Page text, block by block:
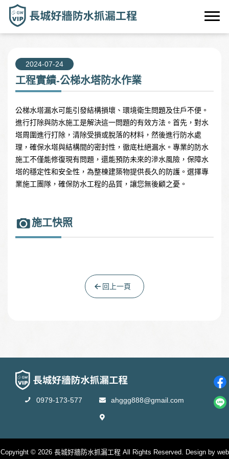
2024-07-24
工程實績-公梯水塔防水作業
公梯水塔漏水可能引發結構損壞、環境衛生問題及住戶不便。
進行打除與防水施工是解決這一問題的有效方法。首先，對水
塔周圍進行打除，清除受損或脫落的材料，然後進行防水處
理，確保水塔與結構間的密封性，徹底杜絕漏水。專業的防水
施工不僅能修復現有問題，還能預防未來的滲水風險，保障水
塔的穩定性和安全性，為整棟建築物提供長久的防護。選擇專
業施工團隊，確保防水工程的品質，讓您無後顧之憂。
施工快照
回上一頁
0979-173-577 ahggg888@gmail.com
Copyright © 2026 長城好牆防水抓漏工程 All Rights Reserved. Design by web